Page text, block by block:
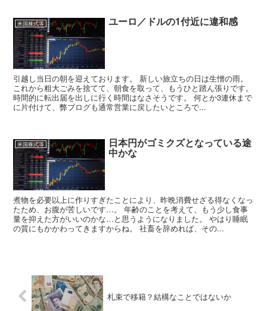
米国株式等 ユーロ／ドルの1付近に違和感
引越し当日の朝を迎えております。 新しい旅立ちの日は生憎の雨。
これから粗大ごみを捨てて、朝食を取って、もうひと踏ん張りです。
時間的に転出届を出しに行く時間はなさそうです。 何とか3連休まで
に片付けて、弊ブログも通常営業に戻したいところで...
米国株式等 日本円がゴミクズとなっている途
中かな
煮物を必要以上に作りすぎたことにより、昨晩消費せざる得なくなっ
たため、お腹が苦しいです…。 年齢のことを考えて、もう少し食事
量を抑えた方がいいのかな…と思うようになりました。 やはり睡眠
の質にもかかわってきますからね。 社畜を辞めれば、その...
札束で移籍？結構なことではないか